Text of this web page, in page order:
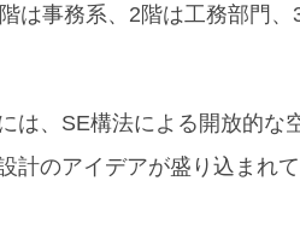
は事務系、2階は工務部門、
は、SE構法による開放的な
計のアイデアが盛り込まれ